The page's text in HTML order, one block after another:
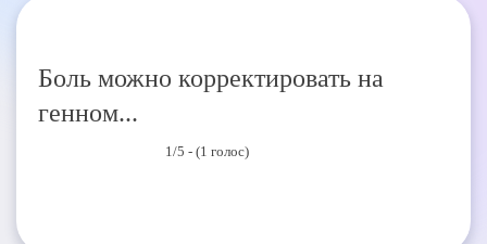
Боль можно корректировать на
генном...
1/5 - (1 голос)